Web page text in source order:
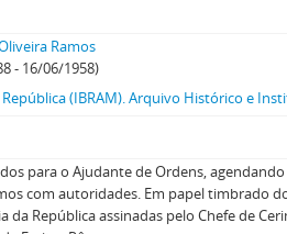
Ramos
- 16/06/1958)
(IBRAM). Arquivo Histórico e
para o Ajudante de Ordens,
com autoridades. Em papel timbrado
da República assinadas pelo Chefe de